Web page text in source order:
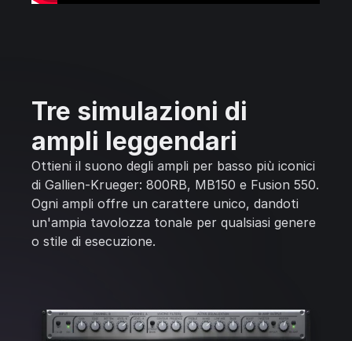
Tre simulazioni di
ampli leggendari
Ottieni il suono degli ampli per basso più iconici
di Gallien-Krueger: 800RB, MB150 e Fusion 550.
Ogni ampli offre un carattere unico, dandoti
un'ampia tavolozza tonale per qualsiasi genere
o stile di esecuzione.